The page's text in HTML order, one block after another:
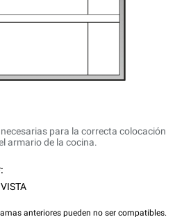
para la correcta colocación
armario de la cocina.
anteriores pueden no ser compatibles.